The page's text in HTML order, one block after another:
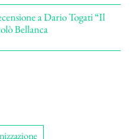
a Dario Togati “Il
Bellanca